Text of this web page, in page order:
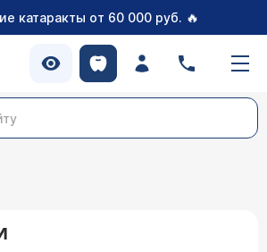
катаракты от 60 000 руб. 🔥